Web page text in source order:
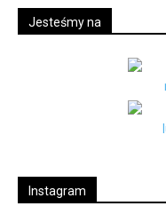
Jesteśmy na
Instagram